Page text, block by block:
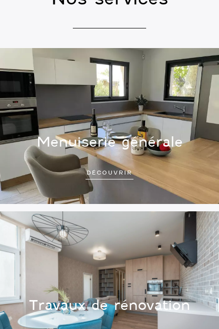
Menuiserie générale
DÉCOUVRIR
Travaux de rénovation